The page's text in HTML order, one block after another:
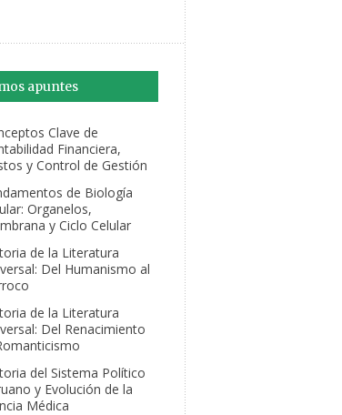
apuntes
Clave de
Financiera,
y Control de Gestión
de Biología
Organelos,
y Ciclo Celular
de la Literatura
Del Humanismo al
de la Literatura
Del Renacimiento
del Sistema Político
y Evolución de la
Médica